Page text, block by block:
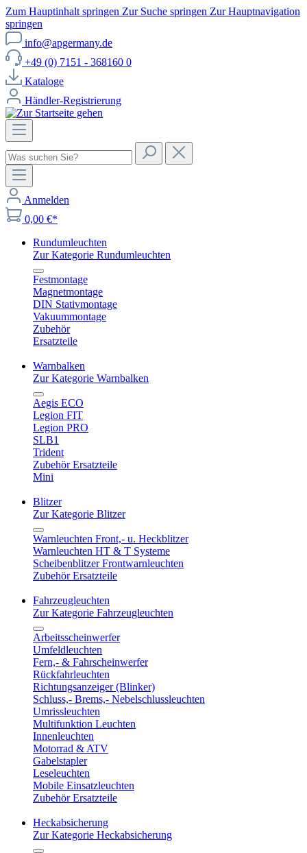
Zum Hauptinhalt springen Zur Suche springen Zur Hauptnavigation
springen
info@apgermany.de
+49 (0) 7151 - 368160 0
Kataloge
Händler-Registrierung
Anmelden
0,00 €*
Rundumleuchten
Zur Kategorie Rundumleuchten
Festmontage
Magnetmontage
DIN Stativmontage
Vakuummontage
Zubehör
Ersatzteile
Warnbalken
Zur Kategorie Warnbalken
Aegis ECO
Legion FIT
Legion PRO
SLB1
Trident
Zubehör Ersatzteile
Mini
Blitzer
Zur Kategorie Blitzer
Warnleuchten Front,- u. Heckblitzer
Warnleuchten HT & T Systeme
Scheibenblitzer Frontwarnleuchten
Zubehör Ersatzteile
Fahrzeugleuchten
Zur Kategorie Fahrzeugleuchten
Arbeitsscheinwerfer
Umfeldleuchten
Fern,- & Fahrscheinwerfer
Rückfahrleuchten
Richtungsanzeiger (Blinker)
Schluss,- Brems,- Nebelschlussleuchten
Umrissleuchten
Multifunktion Leuchten
Innenleuchten
Motorrad & ATV
Gabelstapler
Leseleuchten
Mobile Einsatzleuchten
Zubehör Ersatzteile
Heckabsicherung
Zur Kategorie Heckabsicherung